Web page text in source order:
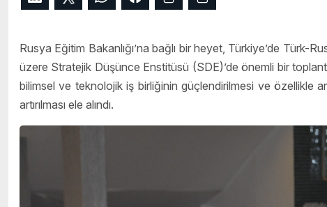
Rusya Eğitim Bakanlığı’na bağlı bir heyet, Türkiye’de Türk-
üzere Stratejik Düşünce Enstitüsü (SDE)’de önemli bir
bilimsel ve teknolojik iş birliğinin güçlendirilmesi ve özellikle
artırılması ele alındı.